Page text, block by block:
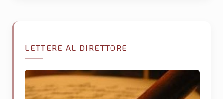
LETTERE AL DIRETTORE